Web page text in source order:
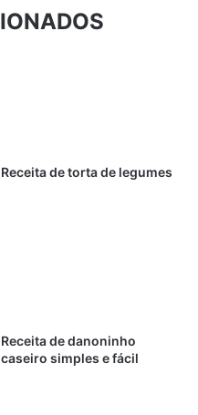
Receita de torta de legumes
Receita de danoninho
caseiro simples e fácil